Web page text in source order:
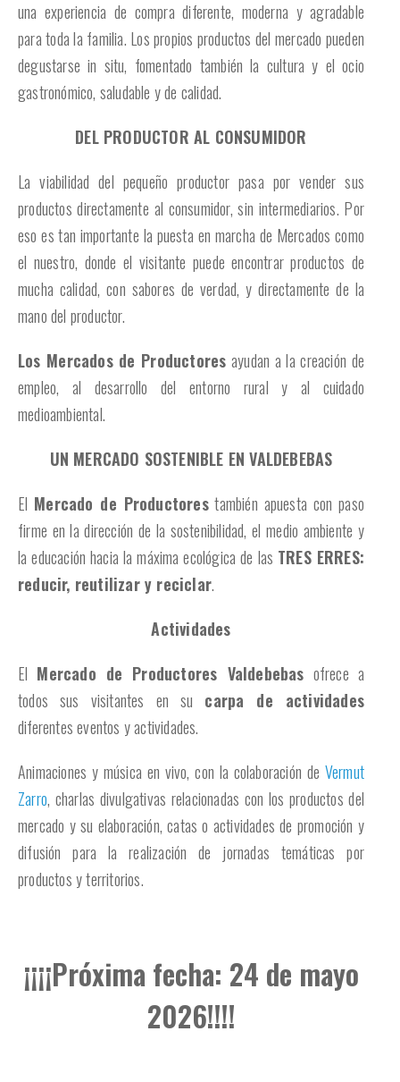
una experiencia de compra diferente, moderna y agradable
para toda la familia. Los propios productos del mercado pueden
degustarse in situ, fomentado también la cultura y el ocio
gastronómico, saludable y de calidad.
DEL PRODUCTOR AL CONSUMIDOR
La viabilidad del pequeño productor pasa por vender sus
productos directamente al consumidor, sin intermediarios. Por
eso es tan importante la puesta en marcha de Mercados como
el nuestro, donde el visitante puede encontrar productos de
mucha calidad, con sabores de verdad, y directamente de la
mano del productor.
Los Mercados de Productores ayudan a la creación de
empleo, al desarrollo del entorno rural y al cuidado
medioambiental.
UN MERCADO SOSTENIBLE EN VALDEBEBAS
El Mercado de Productorestambién apuesta con paso
firme en la dirección de la sostenibilidad, el medio ambiente y
la educación hacia la máxima ecológica de las TRES ERRES:
reducir, reutilizar y reciclar.
Actividades
El Mercado de Productores Valdebebas ofrece a
todos sus visitantes en su carpa de actividades
diferentes eventos y actividades.
Animaciones y música en vivo, con la colaboración de Vermut
Zarro, charlas divulgativas relacionadas con los productos del
mercado y su elaboración, catas o actividades de promoción y
difusión para la realización de jornadas temáticas por
productos y territorios.
¡¡¡¡Próxima fecha: 24 de mayo
2026!!!!